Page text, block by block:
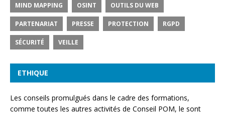
MIND MAPPING OSINT OUTILS DU WEB
PARTENARIAT PRESSE PROTECTION RGPD
SÉCURITÉ VEILLE
ETHIQUE
Les conseils promulgués dans le cadre des formations,
comme toutes les autres activités de Conseil POM, le sont